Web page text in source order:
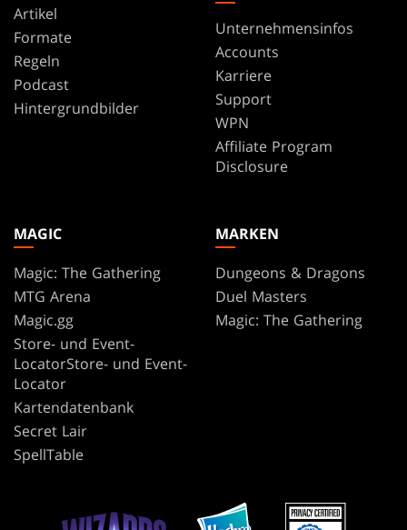
Artikel
Formate
Regeln
Podcast
Hintergrundbilder
Unternehmensinfos
Accounts
Karriere
Support
WPN
Affiliate Program
Disclosure
MAGIC
Magic: The Gathering
MTG Arena
Magic.gg
Store- und Event-
LocatorStore- und Event-
Locator
Kartendatenbank
Secret Lair
SpellTable
MARKEN
Dungeons & Dragons
Duel Masters
Magic: The Gathering